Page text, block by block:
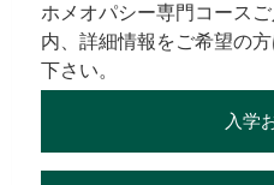
ホメオパシー専門コース
内、詳細情報をご希望の
下さい。
入学